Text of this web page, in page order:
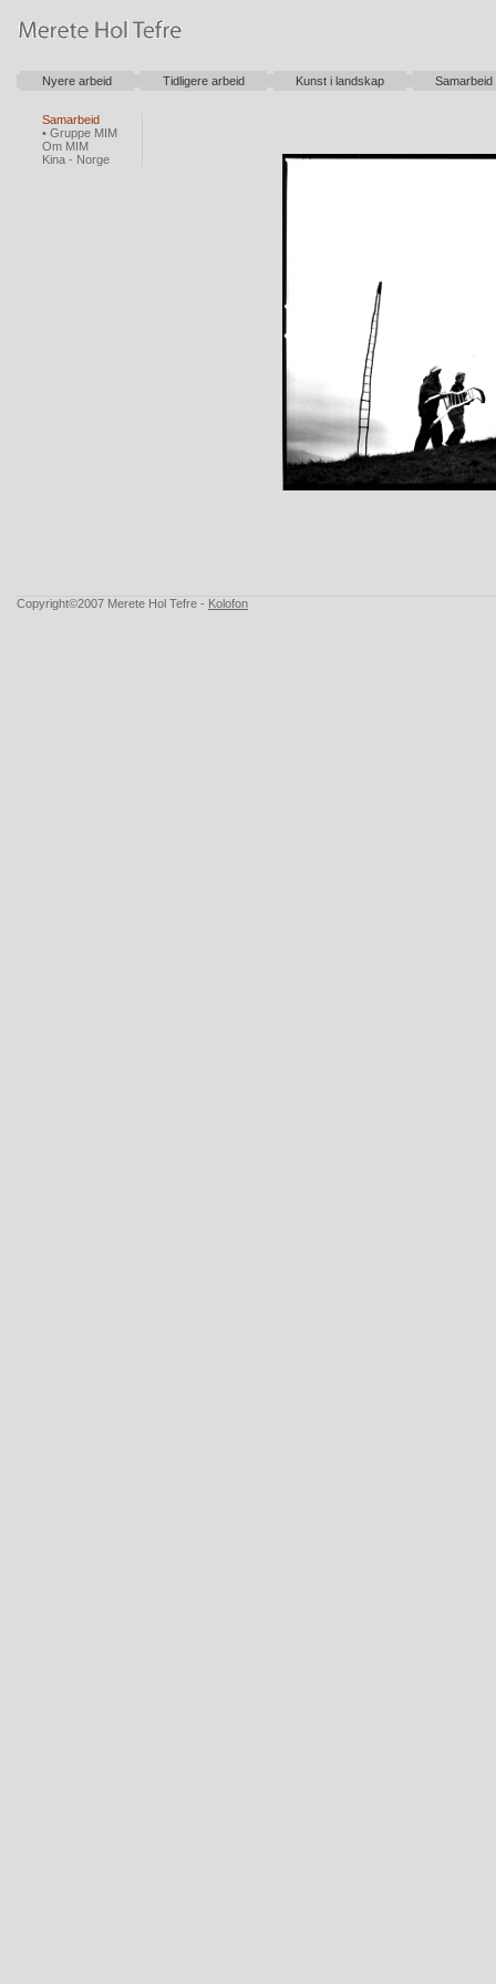
Nyere arbeid Tidligere arbeid Kunst i landskap Samarbeid
Samarbeid
• Gruppe MIM
Om MIM
Kina - Norge
Copyright©2007 Merete Hol Tefre - Kolofon